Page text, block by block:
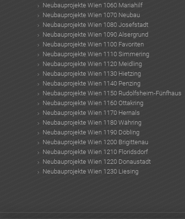
Neubauprojekte Wien 1060 Mariahilf
Neubauprojekte Wien 1070 Neubau
Neubauprojekte Wien 1080 Josefstadt
Neubauprojekte Wien 1090 Alsergrund
Neubauprojekte Wien 1100 Favoriten
Neubauprojekte Wien 1110 Simmering
Neubauprojekte Wien 1120 Meidling
Neubauprojekte Wien 1130 Hietzing
Neubauprojekte Wien 1140 Penzing
Neubauprojekte Wien 1150 Rudolfsheim-Fünfhaus
Neubauprojekte Wien 1160 Ottakring
Neubauprojekte Wien 1170 Hernals
Neubauprojekte Wien 1180 Währing
Neubauprojekte Wien 1190 Döbling
Neubauprojekte Wien 1200 Brigittenau
Neubauprojekte Wien 1210 Floridsdorf
Neubauprojekte Wien 1220 Donaustadt
Neubauprojekte Wien 1230 Liesing